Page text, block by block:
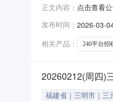
正文内容： 点击查看
发布时间： 2026-03-
相关产品：
240平台招
20260212(周四)
福建省｜三明市｜三